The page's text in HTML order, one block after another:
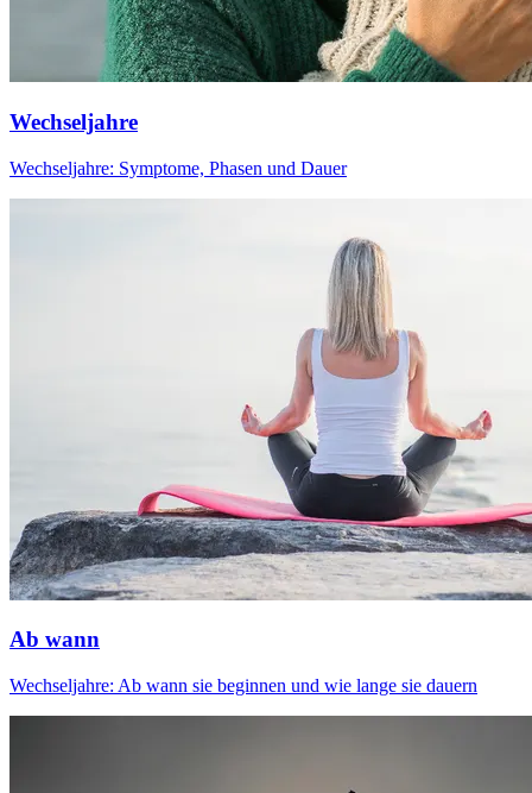
Wechseljahre
Wechseljahre: Symptome, Phasen und Dauer
Ab wann
Wechseljahre: Ab wann sie beginnen und wie lange sie dauern